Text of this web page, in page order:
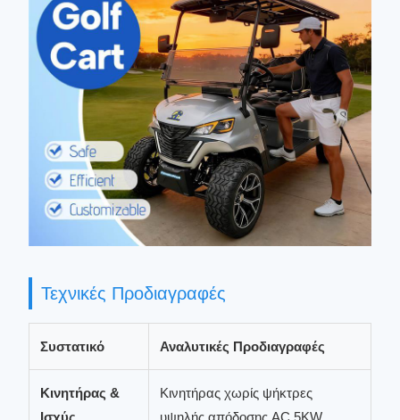
Τεχνικές Προδιαγραφές
Συστατικό Αναλυτικές Προδιαγραφές
Κινητήρας &
Ισχύς
Κινητήρας χωρίς ψήκτρες
υψηλής απόδοσης AC 5KW